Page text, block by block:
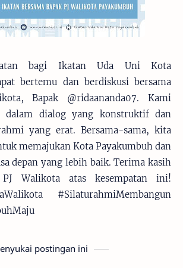
bagi Ikatan Uda Uni Kota
bertemu dan berdiskusi bersama
Bapak @ridaananda07. Kami
dalam dialog yang konstruktif dan
yang erat. Bersama-sama, kita
memajukan Kota Payakumbuh dan
depan yang lebih baik. Terima kasih
PJ Walikota atas kesempatan ini!
#SilaturahmiMembangun
postingan ini